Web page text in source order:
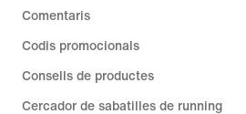
Comentaris
Codis promocionals
Consells de productes
Cercador de sabatilles de running